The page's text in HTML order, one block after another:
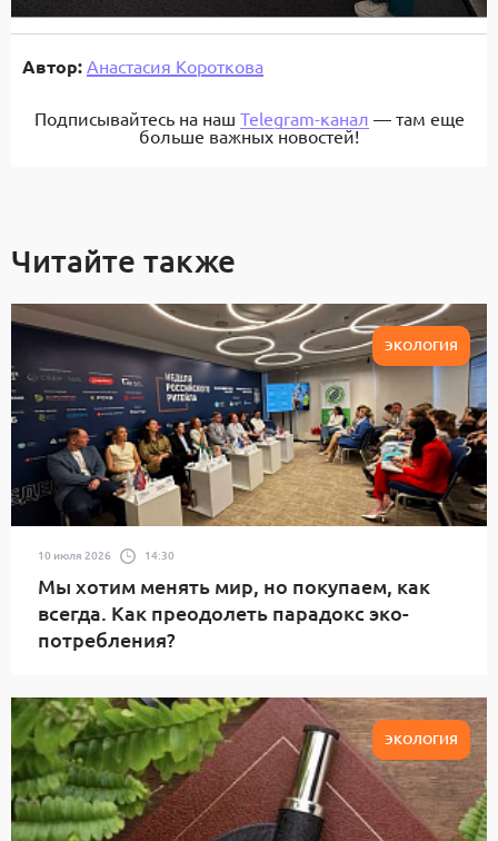
Автор: Анастасия Короткова
Подписывайтесь на наш Telegram-канал — там еще
больше важных новостей!
Читайте также
ЭКОЛОГИЯ
10 июля 2026 14:30
Мы хотим менять мир, но покупаем, как
всегда. Как преодолеть парадокс эко-
потребления?
ЭКОЛОГИЯ